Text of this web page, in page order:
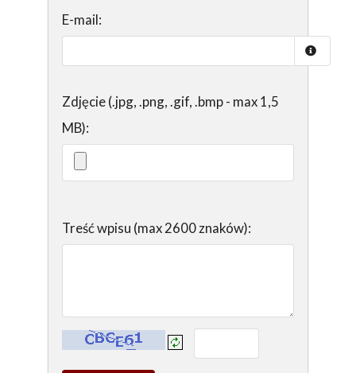
E-mail:
Zdjęcie (.jpg, .png, .gif, .bmp - max 1,5
MB):
Treść wpisu (max 2600 znaków):
Kontrola - wprowadź tekst z obrazka: